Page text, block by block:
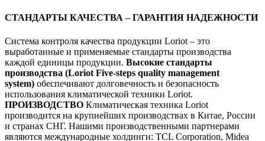
СТАНДАРТЫ КАЧЕСТВА – ГАРАНТИЯ НАДЕЖНОСТИ
Система контроля качества продукции Loriot – это
выработанные и применяемые стандарты производства
каждой единицы продукции. Высокие стандарты
производства (Loriot Five-steps quality management
system) обеспечивают долговечность и безопасность
использования климатической техники Loriot.
ПРОИЗВОДСТВО Климатическая техника Loriot
производится на крупнейших производствах в Китае, России
и странах СНГ. Нашими производственными партнерами
являются международные холдинги: TCL Corporation, Midea